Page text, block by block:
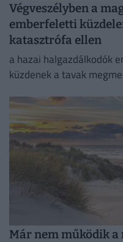
Végveszélyben a
emberfeletti
katasztrófa ellen
a hazai halgazdálkodók
küzdenek a tavak
Már nem működik